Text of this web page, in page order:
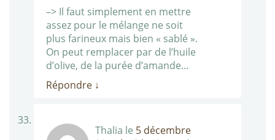
–> Il faut simplement en mettre
assez pour le mélange ne soit
plus farineux mais bien « sablé ».
On peut remplacer par de l’huile
d’olive, de la purée d’amande…
Répondre ↓
Thalia le 5 décembre